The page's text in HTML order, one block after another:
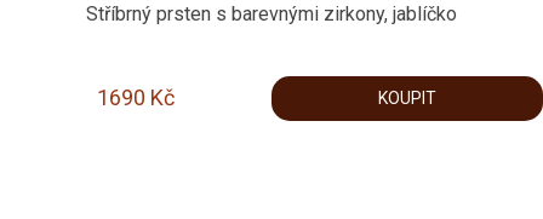
Stříbrný prsten s barevnými zirkony, jablíčko
1690 Kč KOUPIT